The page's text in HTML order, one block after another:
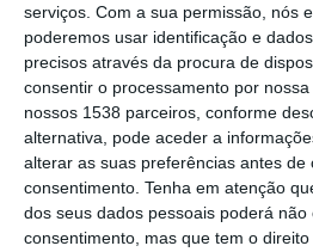
serviços. Com a sua permissão, nós
poderemos usar identificação e
precisos através da procura de
consentir o processamento por
nossos 1538 parceiros, conforme
alternativa, pode aceder a
alterar as suas preferências antes de
consentimento. Tenha em atenção
dos seus dados pessoais poderá não
consentimento, mas que tem o
O Posto Médico de
concelho de Santarém,
requalificação, que vão
do Município de Santarém.
Para já, o Município de
financeiramente a Junta